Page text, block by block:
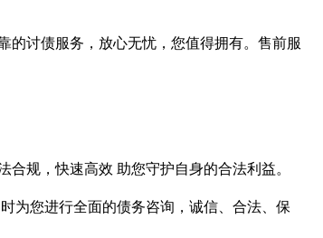
的讨债服务，放心无忧，您值得拥有。售前服
规，快速高效 助您守护自身的合法利益。
为您进行全面的债务咨询，诚信、合法、保